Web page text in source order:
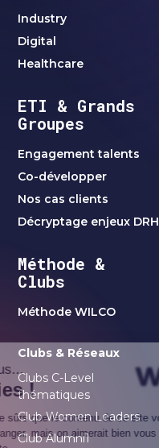
Industry
Digital
Healthcare
ETI & Grands
Groupes
Engagement talents
Co-développer
Nos cas clients
Décryptage enjeux DRH
Méthode &
Clubs
Méthode WILCO
Clubs & Réseaux
Clubs C-Level
thématiques
Club Women Leaders
Club Alumni1